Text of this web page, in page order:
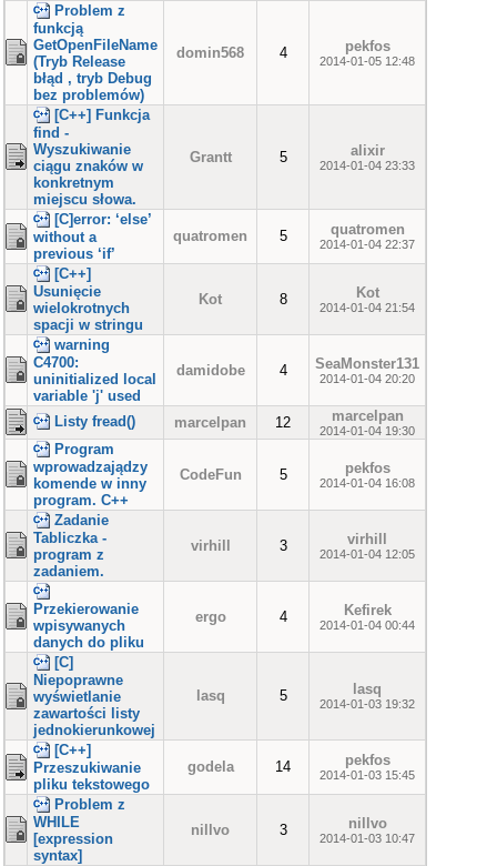
Problem z
funkcją
GetOpenFileName
(Tryb Release
błąd , tryb Debug
bez problemów)
domin568 4 pekfos
2014-01-05 12:48
[C++] Funkcja
find -
Wyszukiwanie
ciągu znaków w
konkretnym
miejscu słowa.
Grantt 5 alixir
2014-01-04 23:33
[C]error: ‘else’
without a
previous ‘if’
quatromen 5 quatromen
2014-01-04 22:37
[C++]
Usunięcie
wielokrotnych
spacji w stringu
Kot 8 Kot
2014-01-04 21:54
warning
C4700:
uninitialized local
variable 'j' used
damidobe 4 SeaMonster131
2014-01-04 20:20
Listy fread() marcelpan 12 marcelpan
2014-01-04 19:30
Program
wprowadzajądzy
komende w inny
program. C++
CodeFun 5 pekfos
2014-01-04 16:08
Zadanie
Tabliczka -
program z
zadaniem.
virhill 3 virhill
2014-01-04 12:05
Przekierowanie
wpisywanych
danych do pliku
ergo 4 Kefirek
2014-01-04 00:44
[C]
Niepoprawne
wyświetlanie
zawartości listy
jednokierunkowej
lasq 5 lasq
2014-01-03 19:32
[C++]
Przeszukiwanie
pliku tekstowego
godela 14 pekfos
2014-01-03 15:45
Problem z
WHILE
[expression
syntax]
nillvo 3 nillvo
2014-01-03 10:47